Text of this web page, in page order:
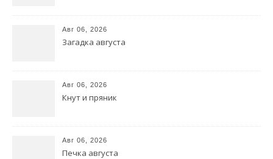
Авг 06, 2026
Загадка августа
Авг 06, 2026
Кнут и пряник
Авг 06, 2026
Печка августа